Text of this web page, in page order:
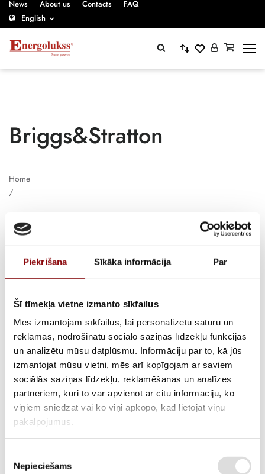
Piekrišana Sīkāka informācija Par
Šī tīmekļa vietne izmanto sīkfailus
Mēs izmantojam sīkfailus, lai personalizētu saturu un
reklāmas, nodrošinātu sociālo saziņas līdzekļu funkcijas
un analizētu mūsu datplūsmu. Informāciju par to, kā jūs
izmantojat mūsu vietni, mēs arī kopīgojam ar saviem
sociālās saziņas līdzekļu, reklamēšanas un analīzes
partneriem, kuri to var apvienot ar citu informāciju, ko
viņiem sniedzat vai ko viņi apkopo, kad lietojat viņu
pakalpojumus.
izvēle
Nepieciešams
News About us Contacts
FAQ
English
Briggs&Stratton
Home
/
Briggs&Stratton
Catalogue
View more
Cooling system
View more
Crank-slider mechanism and gaskets
View more